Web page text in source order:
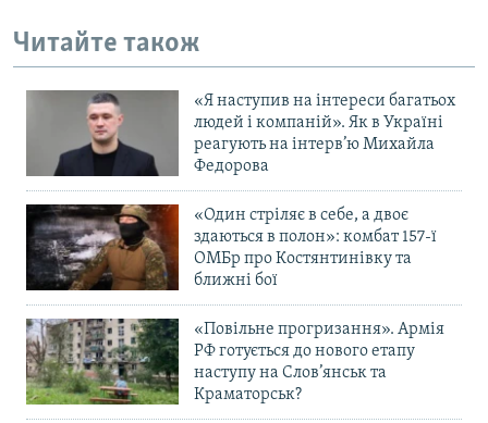
Читайте також
«Я наступив на інтереси багатьох
людей і компаній». Як в Україні
реагують на інтерв’ю Михайла
Федорова
«Один стріляє в себе, а двоє
здаються в полон»: комбат 157-ї
ОМБр про Костянтинівку та
ближні бої
«Повільне прогризання». Армія
РФ готується до нового етапу
наступу на Слов’янськ та
Краматорськ?